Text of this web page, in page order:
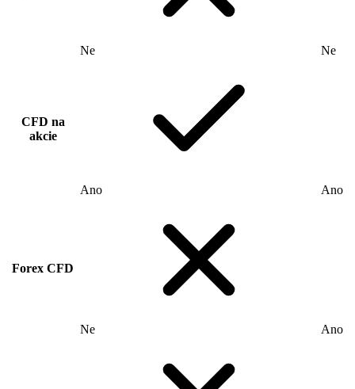
Ne Ne
CFD na
akcie
Ano Ano
Forex CFD
Ne Ano